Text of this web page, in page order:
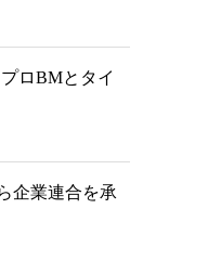
ロBMとタイ
企業連合を承